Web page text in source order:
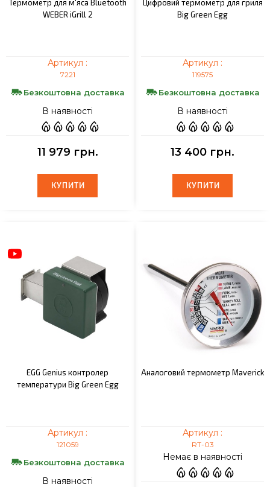
Термометр для м'яса Bluetooth
WEBER iGrill 2
Артикул :
7221
Безкоштовна доставка
В наявності
11 979 грн.
КУПИТИ
КУПИТИ
Цифровий термометр для гриля
Big Green Egg
Артикул :
119575
Безкоштовна доставка
В наявності
13 400 грн.
КУПИТИ
КУПИТИ
EGG Genius контролер
температури Big Green Egg
Артикул :
121059
Безкоштовна доставка
В наявності
Аналоговий термометр Maverick
Артикул :
RT-03
Немає в наявності